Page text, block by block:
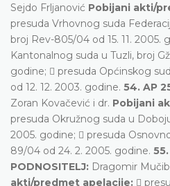
Sejdo Frljanović Pobijani akti/
presuda Vrhovnog suda
broj Rev-805/04 od 15. 11. 2005.
Kantonalnog suda u Tuzli, broj
godine;  presuda Općinskog
od 12. 12. 2003. godine. 54. AP
Zoran Kovačević i dr. Pobijani
presuda Okružnog suda u
2005. godine;  presuda
89/04 od 24. 2. 2005. godine.
PODNOSITELJ: Dragomir
akti/predmet apelacije: 